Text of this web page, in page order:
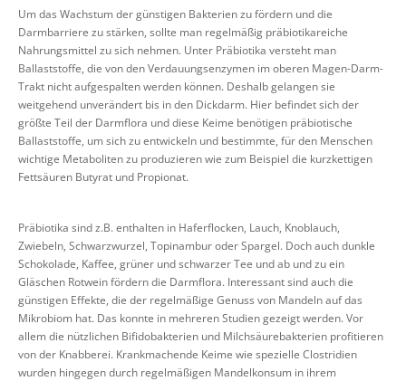
Um das Wachstum der günstigen Bakterien zu fördern und die
Darmbarriere zu stärken, sollte man regelmäßig präbiotikareiche
Nahrungsmittel zu sich nehmen. Unter Präbiotika versteht man
Ballaststoffe, die von den Verdauungsenzymen im oberen Magen-Darm-
Trakt nicht aufgespalten werden können. Deshalb gelangen sie
weitgehend unverändert bis in den Dickdarm. Hier befindet sich der
größte Teil der Darmflora und diese Keime benötigen präbiotische
Ballaststoffe, um sich zu entwickeln und bestimmte, für den Menschen
wichtige Metaboliten zu produzieren wie zum Beispiel die kurzkettigen
Fettsäuren Butyrat und Propionat.
Präbiotika sind z.B. enthalten in Haferflocken, Lauch, Knoblauch,
Zwiebeln, Schwarzwurzel, Topinambur oder Spargel. Doch auch dunkle
Schokolade, Kaffee, grüner und schwarzer Tee und ab und zu ein
Gläschen Rotwein fördern die Darmflora. Interessant sind auch die
günstigen Effekte, die der regelmäßige Genuss von Mandeln auf das
Mikrobiom hat. Das konnte in mehreren Studien gezeigt werden. Vor
allem die nützlichen Bifidobakterien und Milchsäurebakterien profitieren
von der Knabberei. Krankmachende Keime wie spezielle Clostridien
wurden hingegen durch regelmäßigen Mandelkonsum in ihrem